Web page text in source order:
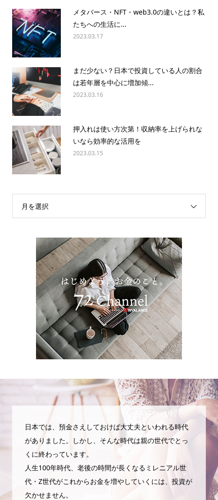
メタバース・NFT・web3.0の違いとは？私
たちへの生活に...
2023.03.17
まだ少ない？日本で投資している人の割合
は若年層を中心に増加傾...
2023.03.16
押入れは使い方次第！収納率を上げられな
いなら効率的な活用を
2023.03.15
月を選択
日本では、預金さえしておけば大丈夫といわれる時代
がありました。しかし、そんな時代は親の世代でとっ
くに終わっています。
人生100年時代、老後の時間が長くなるミレニアル世
代・Z世代がこれからお金を増やしていくには、投資が
欠かせません。